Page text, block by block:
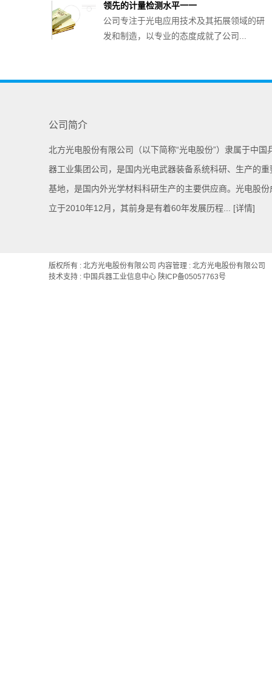
领先的计量检测水平一一
公司专注于光电应用技术及其拓展领域的研
发和制造，以专业的态度成就了公司...
公司简介
北方光电股份有限公司（以下简称“光电股份”）隶属于中国
器工业集团公司，是国内光电武器装备系统科研、生产的重
基地，是国内外光学材料科研生产的主要供应商。光电股份
立于2010年12月，其前身是有着60年发展历程... [详情]
版权所有 : 北方光电股份有限公司 内容管理 : 北方光电股份有限公司
技术支持 : 中国兵器工业信息中心 陕ICP备05057763号